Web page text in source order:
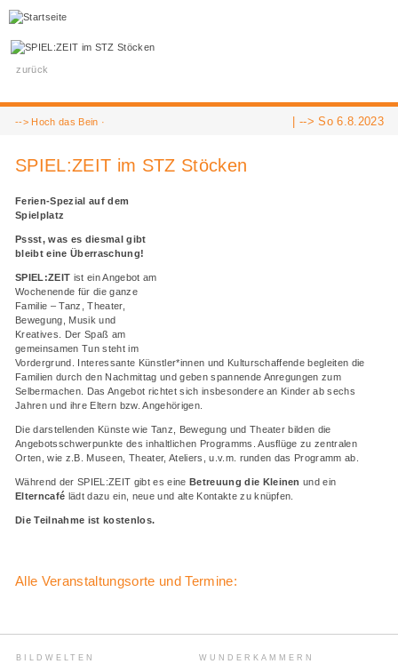
zurück
--> Hoch das Bein · | -->So 6.8.2023
SPIEL:ZEIT im STZ Stöcken
Ferien-Spezial auf dem
Spielplatz
Pssst, was es diesmal gibt
bleibt eine Überraschung!
SPIEL:ZEIT ist ein Angebot am
Wochenende für die ganze
Familie – Tanz, Theater,
Bewegung, Musik und
Kreatives. Der Spaß am
gemeinsamen Tun steht im
Vordergrund. Interessante Künstler*innen und Kulturschaffende begleiten die
Familien durch den Nachmittag und geben spannende Anregungen zum
Selbermachen. Das Angebot richtet sich insbesondere an Kinder ab sechs
Jahren und ihre Eltern bzw. Angehörigen.
Die darstellenden Künste wie Tanz, Bewegung und Theater bilden die
Angebotsschwerpunkte des inhaltlichen Programms. Ausflüge zu zentralen
Orten, wie z.B. Museen, Theater, Ateliers, u.v.m. runden das Programm ab.
Während der SPIEL:ZEIT gibt es eine Betreuung die Kleinen und ein
Elterncafé lädt dazu ein, neue und alte Kontakte zu knüpfen.
Die Teilnahme ist kostenlos.
Alle Veranstaltungsorte und Termine:
BILDWELTEN WUNDERKAMMERN